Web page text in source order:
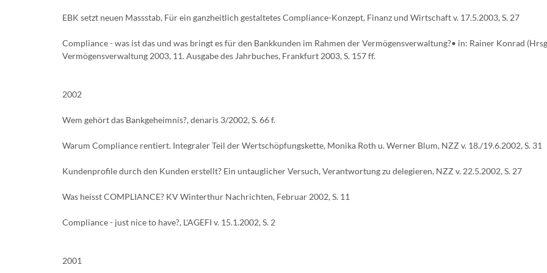
EBK setzt neuen Massstab, Für ein ganzheitlich gestaltetes Compliance-Konzept, Finanz und Wirtschaft v. 17.5.2003, S. 27
Compliance - was ist das und was bringt es für den Bankkunden im Rahmen der Vermögensverwaltung?• in: Rainer Konrad
Vermögensverwaltung 2003, 11. Ausgabe des Jahrbuches, Frankfurt 2003, S. 157 ff.
2002
Wem gehört das Bankgeheimnis?, denaris 3/2002, S. 66 f.
Warum Compliance rentiert. Integraler Teil der Wertschöpfungskette, Monika Roth u. Werner Blum, NZZ v. 18./19.6.2002, S. 31
Kundenprofile durch den Kunden erstellt? Ein untauglicher Versuch, Verantwortung zu delegieren, NZZ v. 22.5.2002, S. 27
Was heisst COMPLIANCE? KV Winterthur Nachrichten, Februar 2002, S. 11
Compliance - just nice to have?, L'AGEFI v. 15.1.2002, S. 2
2001